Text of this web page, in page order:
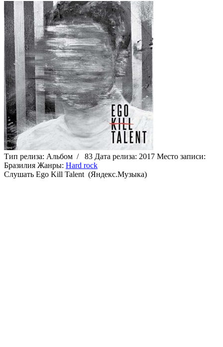
Тип релиза: Альбом / 83 Дата релиза: 2017 Место записи:
Бразилия Жанры: Hard rock
Cлушать Ego Kill Talent (Яндекс.Музыка)